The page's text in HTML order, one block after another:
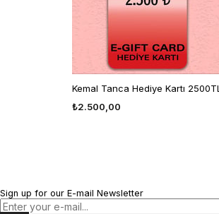
Kemal Tanca Hediye Kartı 2500TL
₺2.500,00
Sign up for our E-mail Newsletter